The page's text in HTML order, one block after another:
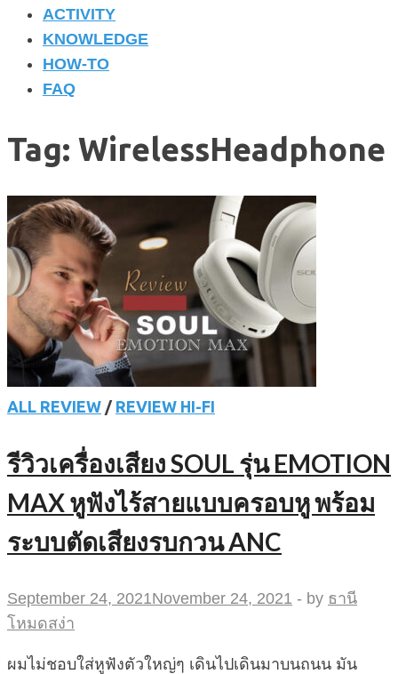
ACTIVITY
KNOWLEDGE
HOW-TO
FAQ
Tag: WirelessHeadphone
ALL REVIEW / REVIEW HI-FI
รีวิวเครื่องเสียง SOUL รุ่น EMOTION
MAX หูฟังไร้สายแบบครอบหู พร้อม
ระบบตัดเสียงรบกวน ANC
September 24, 2021November 24, 2021 - by ธานี
โหมดสง่า
ผมไม่ชอบใส่หูฟังตัวใหญ่ๆ เดินไปเดินมาบนถนน มัน